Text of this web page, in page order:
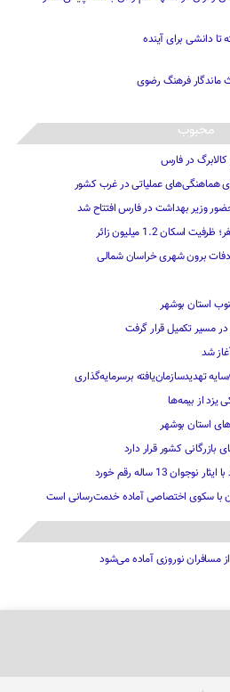
تا دانشی برای آینده
ماندگار فرهنگ رضوی
محبوب
کالابرگ در فارس
هماهنگی‌های عملیاتی در غرب کشور
1.2 میلیون زائر
13 ساله رقم خورد
با سکوی اختصاصی آماده خدمت‌رسانی است
مسافران نوروزی آماده می‌شود